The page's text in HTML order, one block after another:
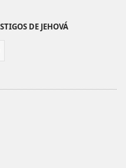
de 2018de 2018
DE JEHOVÁ